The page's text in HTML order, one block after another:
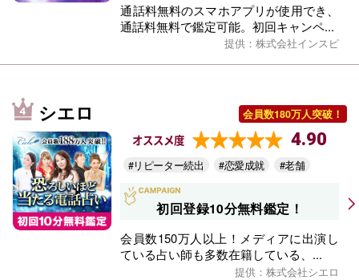
通話料無料のスマホアプリが使用でき、
通話料無料で鑑定可能。初回キャンペ...
提供：株式会社インスピ
シエロ 会員数180万人突破！
オススメ度 4.90
#リピーター続出 #恋愛成就 #老舗
初回登録10分無料鑑定！
会員数150万人以上！メディアに出演し
ている占い師も多数在籍している、...
提供：株式会社シエロ